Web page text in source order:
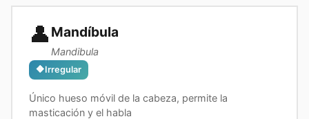
👤 Mandíbula
Mandibula
🔶Irregular
Único hueso móvil de la cabeza, permite la
masticación y el habla